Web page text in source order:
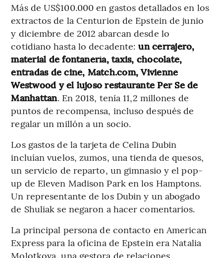
Más de US$100.000 en gastos detallados en los
extractos de la Centurion de Epstein de junio
y diciembre de 2012 abarcan desde lo
cotidiano hasta lo decadente:un cerrajero,
material de fontanería, taxis, chocolate,
entradas de cine, Match.com, Vivienne
Westwood y el lujoso restaurante Per Se de
Manhattan. En 2018, tenía 11,2 millones de
puntos de recompensa, incluso después de
regalar un millón a un socio.
Los gastos de la tarjeta de Celina Dubin
incluían vuelos, zumos, una tienda de quesos,
un servicio de reparto, un gimnasio y el pop-
up de Eleven Madison Park en los Hamptons.
Un representante de los Dubin y un abogado
de Shuliak se negaron a hacer comentarios.
La principal persona de contacto en American
Express para la oficina de Epstein era Natalia
Molotkova, una gestora de relaciones